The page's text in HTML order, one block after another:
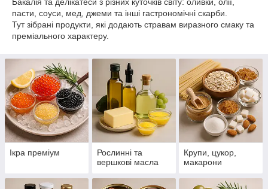
пасти, соуси, мед, джеми та інші гастрономічні скарби.
Тут зібрані продукти, які додають стравам виразного смаку та
преміального характеру.
Ікра преміум
Рослинні та
вершкові масла
Крупи, цукор,
макарони